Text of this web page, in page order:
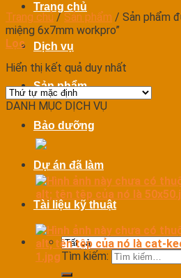
Trang chủ
Dịch vụ
Sản phẩm
Bảo dưỡng
Dự án đã làm
Tài liệu kỹ thuật
Tìm kiếm:
Trang chủ / Sản phẩm / Sản phẩm
miệng 6x7mm workpro”
Lọc
Hiển thị kết quả duy nhất
DANH MỤC DỊCH VỤ